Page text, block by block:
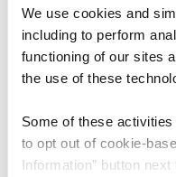
We use cookies and
including to perform
functioning of our sites
the use of these
Some of these activities
to opt out of cookie-
Information” button